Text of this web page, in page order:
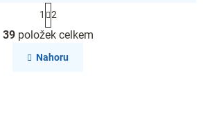
O
v
l
S
t
r
á
n
1 2
39položek celkem
Nahoru